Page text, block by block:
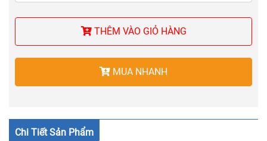
THÊM VÀO GIỎ HÀNG
MUA NHANH
Chi Tiết Sản Phẩm